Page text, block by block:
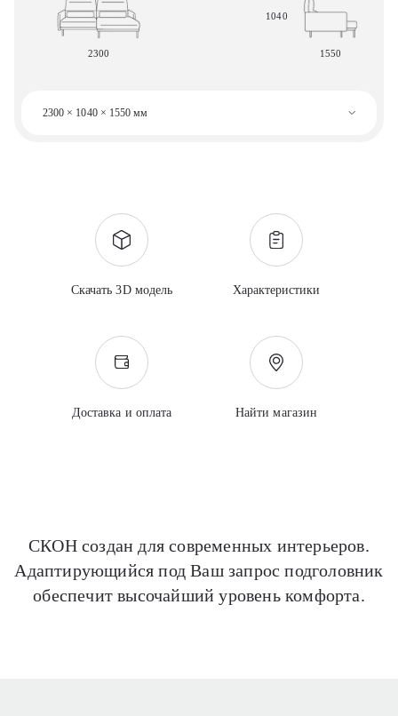
2300 × 1040 × 1550 мм
2300
1040
1550
Скачать 3D модель Характеристики
Доставка и оплата Найти магазин
СКОН создан для современных интерьеров.
Адаптирующийся под Ваш запрос подголовник
обеспечит высочайший уровень комфорта.